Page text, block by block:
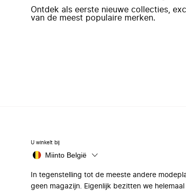
Ontdek als eerste nieuwe collecties,
van de meest populaire merken.
U winkelt bij
Miinto België
In tegenstelling tot de meeste andere
geen magazijn. Eigenlijk bezitten we